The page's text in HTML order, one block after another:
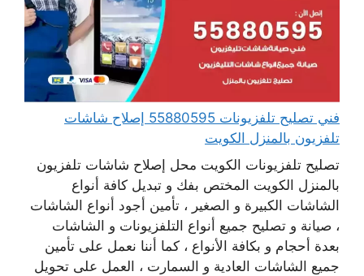
فني تصليح تلفزيونات 55880595 إصلاح شاشات
تلفزيون بالمنزل الكويت
تصليح تلفزيونات الكويت محل إصلاح شاشات تلفزيون
بالمنزل الكويت المختص بفك و تبديل كافة أنواع
الشاشات الكبيرة و الصغير ، تأمين أجود أنواع الشاشات
، صيانة و تصليح جميع أنواع التلفزيونات و الشاشات
بعدة أحجام و بكافة الأنواع ، كما أننا نعمل على تأمين
جميع الشاشات العادية و السمارت ، العمل على تحويل